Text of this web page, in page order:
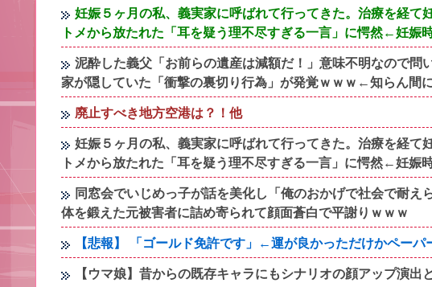
妊娠５ヶ月の私、義実家に呼ばれて行ってきた。治療を経て
トメから放たれた「耳を疑う理不尽すぎる一言」に愕然←妊娠
泥酔した義父「お前らの遺産は減額だ！」意味不明なので問
家が隠していた「衝撃の裏切り行為」が発覚ｗｗｗ←知らん間
廃止すべき地方空港は？！他
妊娠５ヶ月の私、義実家に呼ばれて行ってきた。治療を経て
トメから放たれた「耳を疑う理不尽すぎる一言」に愕然←妊娠
同窓会でいじめっ子が話を美化し「俺のおかげで社会で耐
体を鍛えた元被害者に詰め寄られて顔面蒼白で平謝りｗｗｗ
【悲報】 「ゴールド免許です」←運が良かっただけかペーパ
【ウマ娘】昔からの既存キャラにもシナリオの顔アップ演出